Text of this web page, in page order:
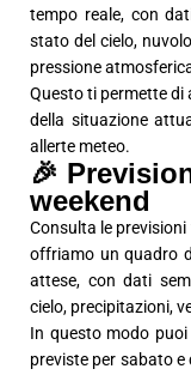
tempo reale, con
stato del cielo,
pressione
Questo ti permette
della situazione
allerte meteo.
🎉
weekend
Consulta le
offriamo un quadro
attese, con dati
cielo, precipitazioni,
In questo modo
previste per sabato